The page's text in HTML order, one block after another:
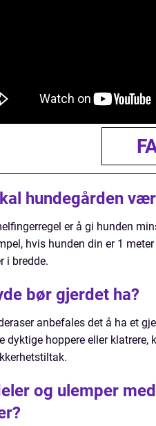
hundegården
er å gi hunden
hvis hunden din er 1
i bredde.
bør gjerdet ha?
anbefales det å ha et
dyktige hoppere eller
og ulemper